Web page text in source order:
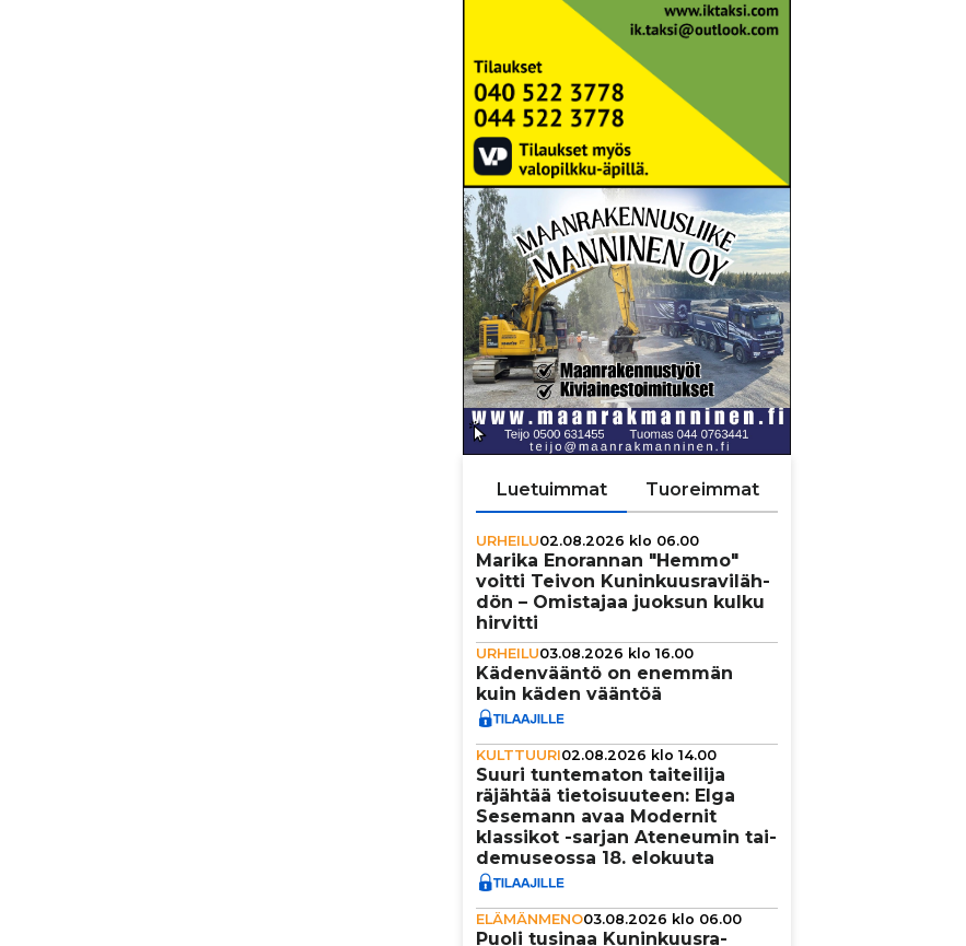
Luetuimmat Tuoreimmat
URHEILU02.08.2026 klo 06.00
Marika Enorannan "Hemmo"
voitti Teivon Kunin­kuus­ra­vi­läh­
dön – Omistajaa juoksun kulku
hirvitti
URHEILU03.08.2026 klo 16.00
Käden­vääntö on enemmän
kuin käden vääntöä
KULTTUURI02.08.2026 klo 14.00
Suuri tun­te­ma­ton tai­tei­lija
räjähtää tie­toi­suu­teen: Elga
Sesemann avaa Modernit
klassikot -sarjan Ateneumin tai­
de­mu­se­ossa 18. elokuuta
ELÄMÄNMENO03.08.2026 klo 06.00
Puoli tusinaa Kunin­kuus­ra­